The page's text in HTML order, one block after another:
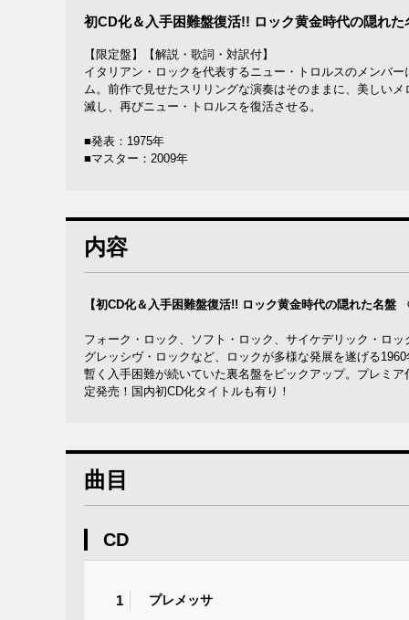
初CD化＆入手困難盤復活!! ロック黄金時代の隠れた
【限定盤】【解説・歌詞・対訳付】
イタリアン・ロックを代表するニュー・トロルスのメンバ
ム。前作で見せたスリリングな演奏はそのままに、美しい
滅し、再びニュー・トロルスを復活させる。
■発表：1975年
■マスター：2009年
内容
【初CD化＆入手困難盤復活!! ロック黄金時代の隠れた名盤
フォーク・ロック、ソフト・ロック、サイケデリック・ロ
グレッシヴ・ロックなど、ロックが多様な発展を遂げる
暫く入手困難が続いていた裏名盤をピックアップ。プレミ
定発売！国内初CD化タイトルも有り！
曲目
CD
1 プレメッサ